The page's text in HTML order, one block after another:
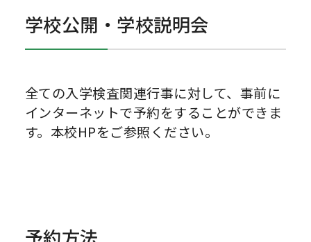
学校公開・学校説明会
全ての入学検査関連行事に対して、事前に
インターネットで予約をすることができま
す。本校HPをご参照ください。